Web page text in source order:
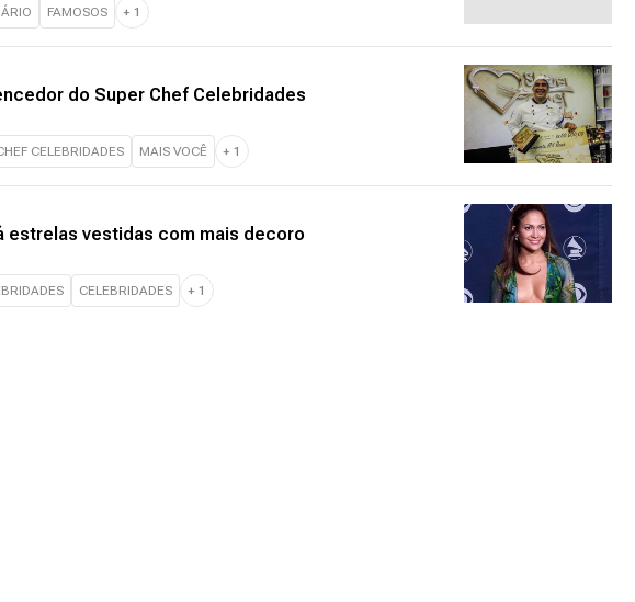
FAMOSOS + 1
do Super Chef Celebridades
CELEBRIDADES MAIS VOCÊ + 1
estrelas vestidas com mais decoro
CELEBRIDADES + 1